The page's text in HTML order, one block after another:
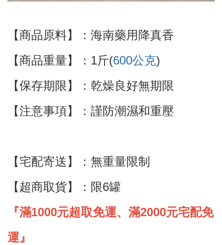
【商品原料】：海南藥用降真香
【商品重量】： 1斤(600公克)
【保存期限】：乾燥良好無期限
【注意事項】：謹防潮濕和重壓
【宅配寄送】 ： 無重量限制
【超商取貨】
：限6罐
『滿1000元超取免運、滿2000元宅配免
運』